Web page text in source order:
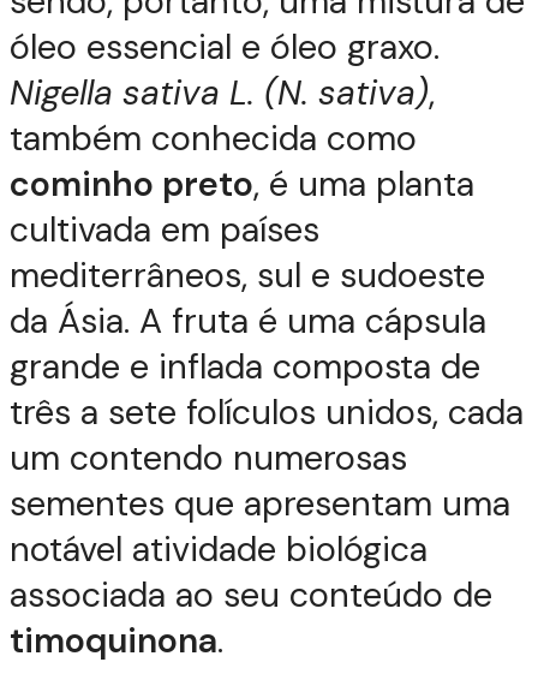
óleo essencial e óleo graxo.
Nigella sativa L. (N. sativa),
também conhecida como
cominho preto, é uma planta
cultivada em países
mediterrâneos, sul e sudoeste
da Ásia. A fruta é uma cápsula
grande e inflada composta de
três a sete folículos unidos, cada
um contendo numerosas
sementes que apresentam uma
notável atividade biológica
associada ao seu conteúdo de
timoquinona.